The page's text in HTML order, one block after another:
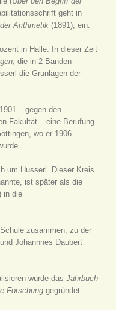
geht in
Arithmetik (1891), ein.
in Halle. In dieser Zeit
, die in 2 Bänden
die Grunlagen der
– gegen den
Fakultät – eine Berufung
wo er 1906
um Husserl. Dieser Kreis
ist später als die
in die
zusammen, zu der
und Johannnes Daubert
wurde das Jahrbuch
Forschung gegründet.